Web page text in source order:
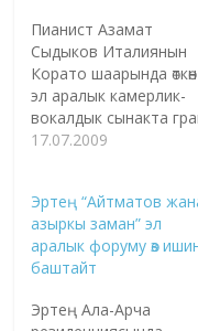
Пианист Азамат
Сыдыков Италиянын
Корато шаарында өткөн
эл аралык камерлик-
вокалдык сынакта
прини жеңип алды. Бул
агенттигинде өткөн
пресс-конференцияда
КР маданият жана
маалымат
жетекчиси Владимир
17.07.2009
Эртең “Айтматов
азыркы заман” эл
аралык форуму өз
баштайт
Эртең Ала-Арча